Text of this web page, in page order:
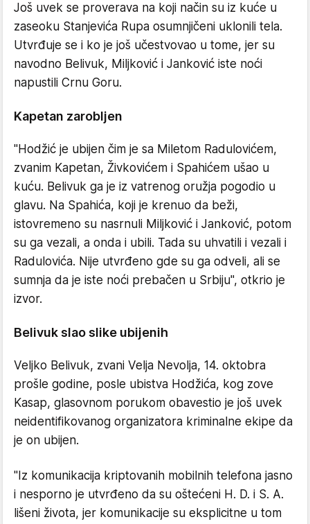
Još uvek se proverava na koji način su iz kuće u
zaseoku Stanjevića Rupa osumnjičeni uklonili tela.
Utvrđuje se i ko je još učestvovao u tome, jer su
navodno Belivuk, Miljković i Janković iste noći
napustili Crnu Goru.
Kapetan zarobljen
"Hodžić je ubijen čim je sa Miletom Radulovićem,
zvanim Kapetan, Živkovićem i Spahićem ušao u
kuću. Belivuk ga je iz vatrenog oružja pogodio u
glavu. Na Spahića, koji je krenuo da beži,
istovremeno su nasrnuli Miljković i Janković, potom
su ga vezali, a onda i ubili. Tada su uhvatili i vezali i
Radulovića. Nije utvrđeno gde su ga odveli, ali se
sumnja da je iste noći prebačen u Srbiju", otkrio je
izvor.
Belivuk slao slike ubijenih
Veljko Belivuk, zvani Velja Nevolja, 14. oktobra
prošle godine, posle ubistva Hodžića, kog zove
Kasap, glasovnom porukom obavestio je još uvek
neidentifikovanog organizatora kriminalne ekipe da
je on ubijen.
"Iz komunikacija kriptovanih mobilnih telefona jasno
i nesporno je utvrđeno da su oštećeni H. D. i S. A.
lišeni života, jer komunikacije su eksplicitne u tom